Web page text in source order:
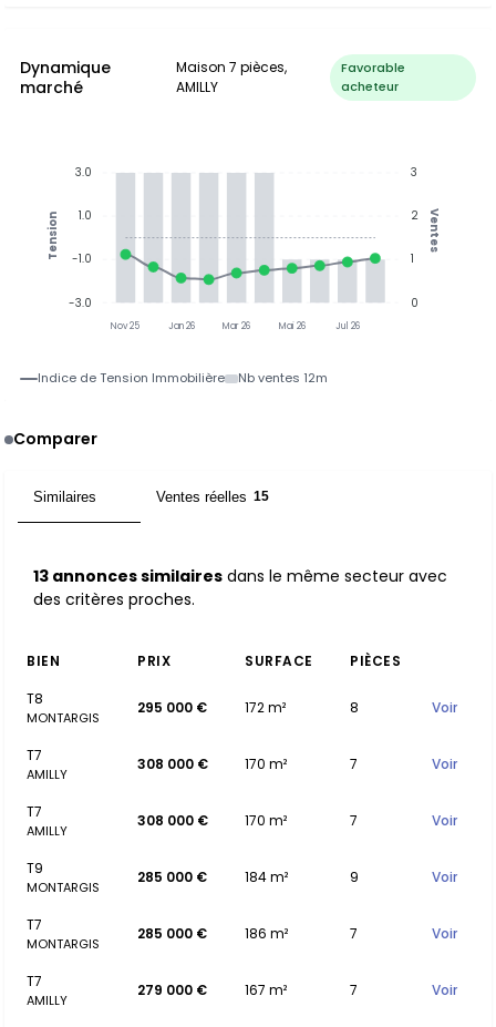
Dynamique
marché
Maison 7 pièces,
AMILLY
Favorable
acheteur
Nov 25 Jan 26 Mar 26 Mai 26 Jul 26
3
2
1
0
Ventes
3.0
1.0
-1.0
-3.0
Tension
Indice de Tension Immobilière Nb ventes 12m
Comparer
Similaires Ventes réelles 15
13 annonces similaires dans le même secteur avec
des critères proches.
BIEN PRIX SURFACE
PIÈCES
T8
MONTARGIS
295 000 € 172 m² 8 Voir
T7
AMILLY
308 000 € 170 m² 7 Voir
T7
AMILLY
308 000 € 170 m² 7 Voir
T9
MONTARGIS
285 000 € 184 m² 9 Voir
T7
MONTARGIS
285 000 € 186 m² 7 Voir
T7
AMILLY
279 000 € 167 m² 7 Voir